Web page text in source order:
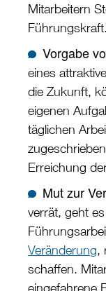
Mitarbeitern
Führungskraft.
Vorgabe
eines
die Zukunft,
eigenen
täglichen
Erreichung
Mut zur
verrät, geht
Veränderung,
schaffen.
eingefahrene